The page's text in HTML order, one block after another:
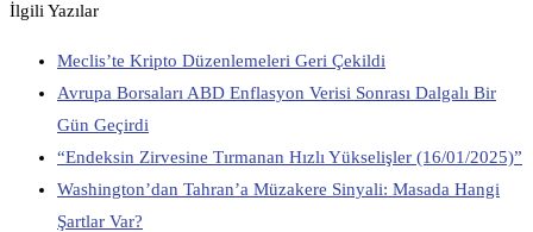
İlgili Yazılar
Meclis’te Kripto Düzenlemeleri Geri Çekildi
Avrupa Borsaları ABD Enflasyon Verisi Sonrası Dalgalı Bir
Gün Geçirdi
“Endeksin Zirvesine Tırmanan Hızlı Yükselişler (16/01/2025)”
Washington’dan Tahran’a Müzakere Sinyali: Masada Hangi
Şartlar Var?